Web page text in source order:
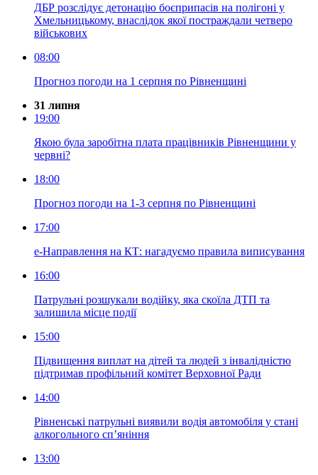
ДБР розслідує детонацію боєприпасів на полігоні у
Хмельницькому, внаслідок якої постраждали четверо
військових
08:00
Прогноз погоди на 1 серпня по Рівненщині
31 липня
19:00
Якою була заробітна плата працівників Рівненщини у
червні?
18:00
Прогноз погоди на 1-3 серпня по Рівненщині
17:00
е-Направлення на КТ: нагадуємо правила виписування
16:00
Патрульні розшукали водійку, яка скоїла ДТП та
залишила місце події
15:00
Підвищення виплат на дітей та людей з інвалідністю
підтримав профільний комітет Верховної Ради
14:00
Рівненські патрульні виявили водія автомобіля у стані
алкогольного сп’яніння
13:00